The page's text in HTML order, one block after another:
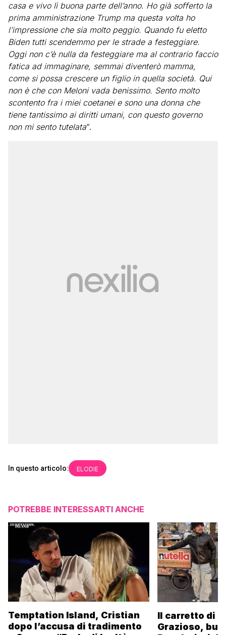
casa e vivo lì buona parte dell’anno. Ho già sofferto la
prima amministrazione Trump ma questa volta ho
l’impressione che sia molto peggio. Quando fu eletto
Biden tutti scendemmo per le strade a festeggiare.
Oggi non c’è nulla da festeggiare ma al contrario faccio
fatica ad immaginare, semmai diventerò mamma,
come si possa crescere un figlio in quella società. Qui
non è che con Meloni vada benissimo. Sento molto
scontento fra i miei coetanei e sono una donna che
tiene tantissimo ai diritti umani, con questo governo
non mi sento tutelata“.
In questo articolo: ELODIE
POTREBBE INTERESSARTI ANCHE
Temptation Island, Cristian
dopo l’accusa di tradimento
Il carretto di
Grazioso,